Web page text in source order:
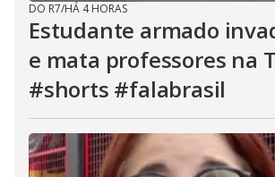
DO R7/HÁ 4 HORAS
Estudante armado
e mata professores na
#shorts #falabrasil